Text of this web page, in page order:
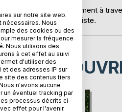
la question du déracinement à
et consumériste.
À
sur notre site web.
nécessaires. Nous
des cookies ou des
mesurer la fréquence
Nous utilisons des
à cet effet au suivi
d'utiliser des
des adresses IP sur
site des contenus tiers
n'avons aucune
un éventuel tracking par
processus décrits ci-
effet pour l'avenir.